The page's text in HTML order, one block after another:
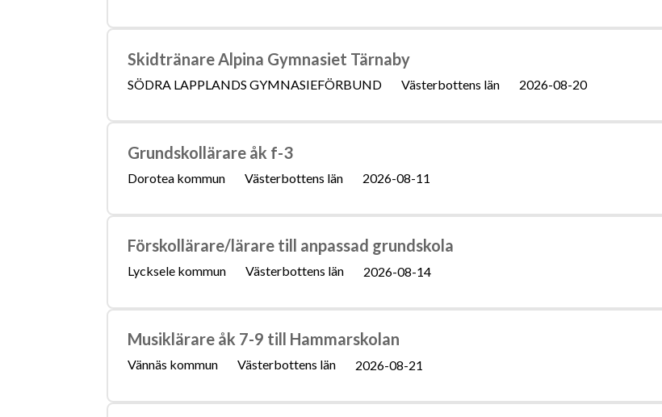
Skidtränare Alpina Gymnasiet Tärnaby
SÖDRA LAPPLANDS GYMNASIEFÖRBUND Västerbottens län 2026-08-20
Grundskollärare åk f-3
Dorotea kommun Västerbottens län 2026-08-11
Förskollärare/lärare till anpassad grundskola
Lycksele kommun Västerbottens län 2026-08-14
Musiklärare åk 7-9 till Hammarskolan
Vännäs kommun Västerbottens län 2026-08-21